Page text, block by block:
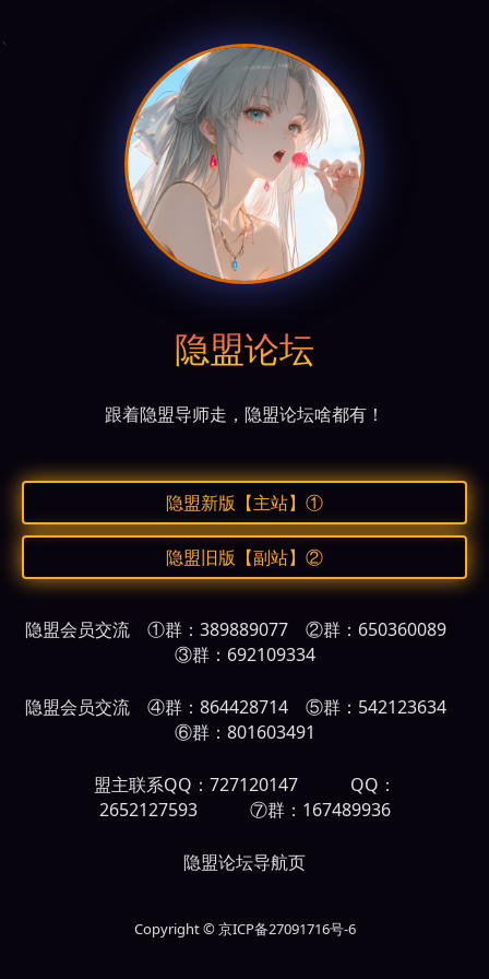
隐盟论坛
跟着隐盟导师走，隐盟论坛啥都有！
隐盟新版【主站】①
隐盟旧版【副站】②
隐盟会员交流 ①群：389889077 ②群：650360089
③群：692109334
隐盟会员交流 ④群：864428714 ⑤群：542123634
⑥群：801603491
盟主联系QQ：727120147 QQ：
2652127593 ⑦群：167489936
隐盟论坛导航页
Copyright © 京ICP备27091716号-6
、